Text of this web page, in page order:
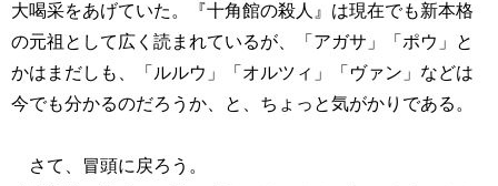
大喝采をあげていた。『十角館の殺人』は現在でも新本格
の元祖として広く読まれているが、「アガサ」「ポウ」と
かはまだしも、「ルルウ」「オルツィ」「ヴァン」などは
今でも分かるのだろうか、と、ちょっと気がかりである。
さて、冒頭に戻ろう。